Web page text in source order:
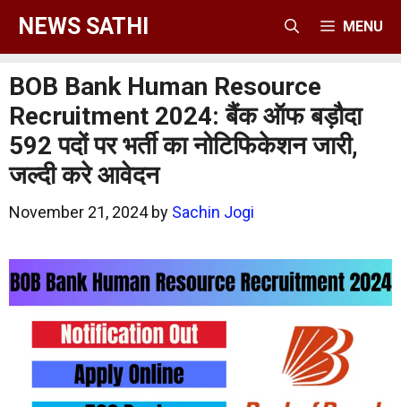
Skip
content
NEWS SATHI MENU
BOB Bank Human Resource
Recruitment 2024: बैंक ऑफ बड़ौदा
592 पदों पर भर्ती का नोटिफिकेशन जारी,
जल्दी करे आवेदन
November 21, 2024 by Sachin Jogi